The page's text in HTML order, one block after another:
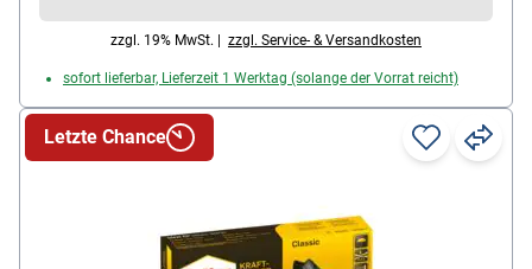
zzgl. 19% MwSt. | zzgl. Service- & Versandkosten
sofort lieferbar, Lieferzeit 1 Werktag (solange der Vorrat reicht)
Letzte Chance